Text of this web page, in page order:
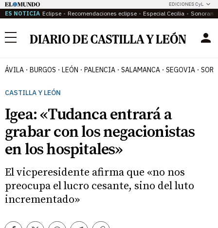
EDICIONES CyL
ES NOTICIA Eclipse Recomendaciones eclipse Especial Cecilia
Menú
ÁVILA BURGOS LEÓN PALENCIA SALAMANCA SEGOVIA
CASTILLA Y LEÓN
Igea: «Tudanca entrará a
grabar con los negacionistas
en los hospitales»
El vicperesidente afirma que «no nos
preocupa el lucro cesante, sino del luto
incrementado»